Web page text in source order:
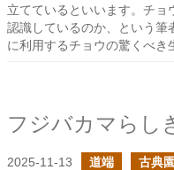
立てているといいます。チョ
認識しているのか、という筆
に利用するチョウの驚くべき
フジバカマらし
2025-11-13 道端 古典